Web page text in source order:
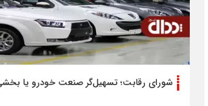
شورای رقابت؛ تسهیل‌گر صنعت خودرو یا